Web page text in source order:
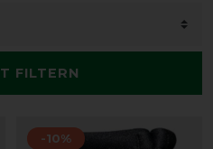
FILTERN
-10%